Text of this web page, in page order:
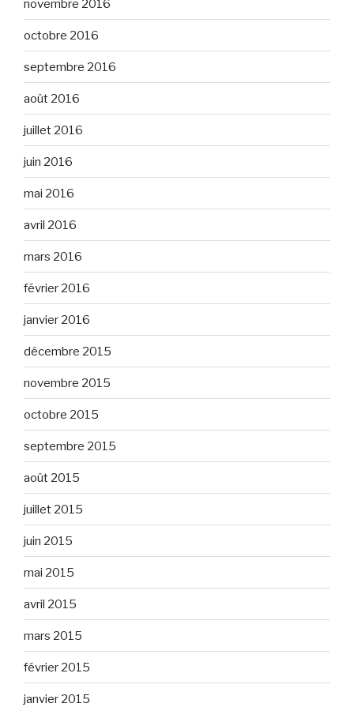
novembre 2016
octobre 2016
septembre 2016
août 2016
juillet 2016
juin 2016
mai 2016
avril 2016
mars 2016
février 2016
janvier 2016
décembre 2015
novembre 2015
octobre 2015
septembre 2015
août 2015
juillet 2015
juin 2015
mai 2015
avril 2015
mars 2015
février 2015
janvier 2015